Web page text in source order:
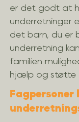
er det godt at
underretninger
det barn, du er
underretning
familien
hjælp og støtte